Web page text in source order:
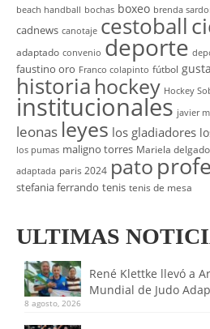
beach handball bochas boxeo brenda
cadnews canotaje cestoball
adaptado convenio deporte
faustino oro Franco colapinto fútbol
historia hockey Hockey
institucionales javier
leonas leyes los gladiadores
los pumas maligno torres Mariela delgado
adaptada paris 2024 pato
stefania ferrando tenis tenis de mesa
ULTIMAS
René Klettke llevó a
Mundial de Judo
8 agosto, 2026